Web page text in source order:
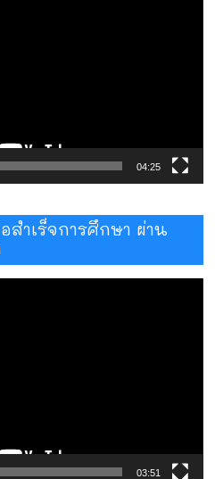
04:25
สำเร็จการศึกษา ผ่าน
03:51